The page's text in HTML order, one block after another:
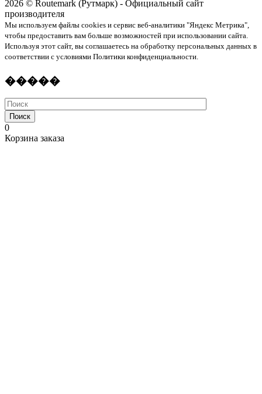
2026 © Routemark (Рутмарк) - Официальный сайт
производителя
Мы используем файлы cookies и сервис веб-аналитики "Яндекс Метрика",
чтобы предоставить вам больше возможностей при использовании сайта.
Используя этот сайт, вы соглашаетесь на обработку персональных данных в
соответствии с условиями Политики конфиденциальности.
�����
Поиск
0
Корзина заказа